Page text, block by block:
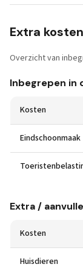
Extra kosten
Overzicht van
Inbegrepen in
Kosten
Eindschoonmaak
Extra /
Kosten
Huisdieren